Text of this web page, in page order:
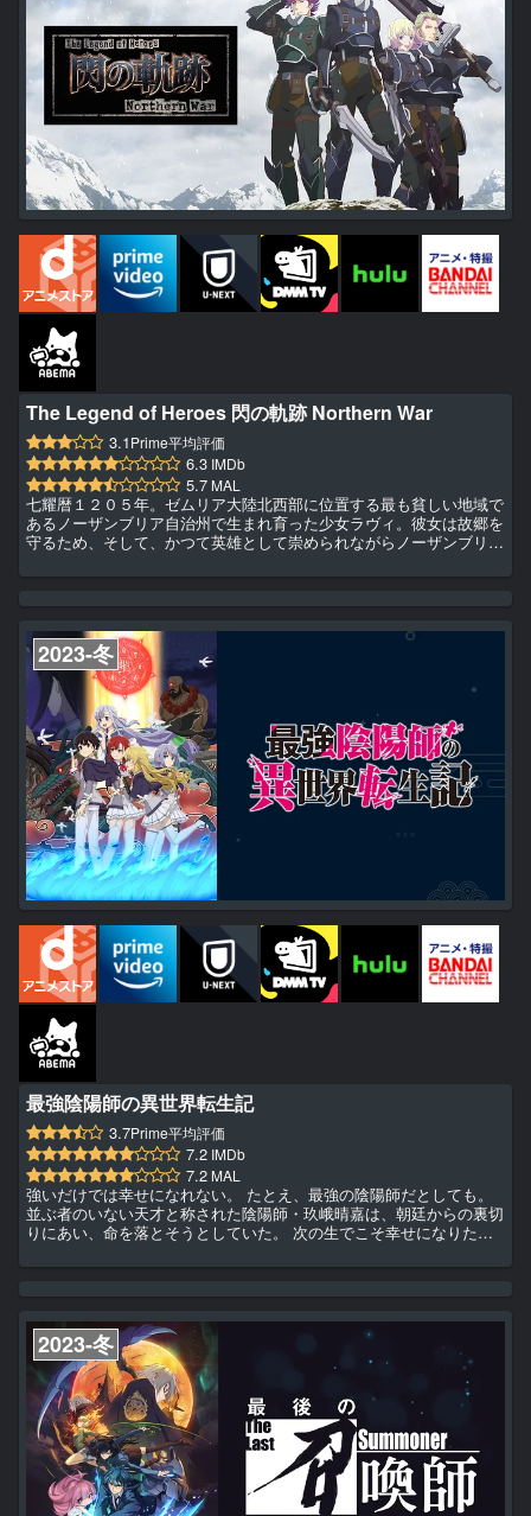
The Legend of Heroes 閃の軌跡 Northern War
3.1Prime平均評価
6.3 IMDb
5.7 MAL
七耀暦１２０５年。ゼムリア大陸北西部に位置する最も貧しい地域で
あるノーザンブリア自治州で生まれ育った少女ラヴィ。彼女は故郷を
守るため、そして、かつて英雄として崇められながらノーザンブリア
の猟兵団として名高い《北の猟兵》に志願し任務を遂行していた。任
帝国への内偵任務を命じられる。ノーザンブリアを脅かす未知の存在
《帝国...
2023-冬
最強陰陽師の異世界転生記
3.7Prime平均評価
7.2 IMDb
7.2 MAL
強いだけでは幸せになれない。 たとえ、最強の陰陽師だとしても。
並ぶ者のいない天才と称された陰陽師・玖峨晴嘉は、朝廷からの裏切
りにあい、命を落とそうとしていた。 次の生でこそ幸せになりたい
世界に転生する。 そして、セイカという名と新しい人生を手に入れ
たちを従え、彼の進む先に待ち受けるのは、望んだ平穏か、それと
も･...
2023-冬